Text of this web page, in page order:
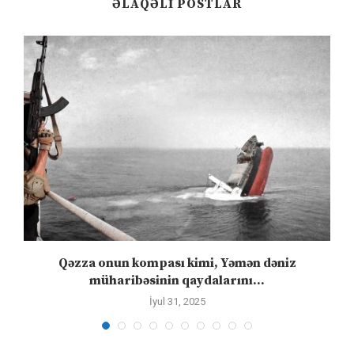
ƏLAQƏLI POSTLAR
Qəzza onun kompası kimi, Yəmən dəniz
müharibəsinin qaydalarını...
İyul 31, 2025